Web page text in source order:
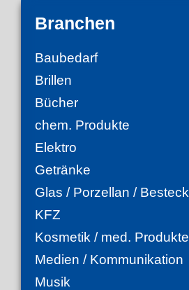
Branchen
Baubedarf
Brillen
Bücher
chem. Produkte
Elektro
Getränke
Glas / Porzellan / Besteck
KFZ
Kosmetik / med. Produkte
Medien / Kommunikation
Musik